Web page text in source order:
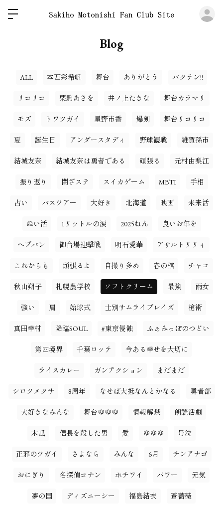
Blog
ALL 本西彩希帆 舞台 ありがとう バクテン!!
リコリコ 栗駒あさを 井ノ上たきな 舞台カラマリ
モズ トワツガイ 星野市香 爆剣 舞台リコリコ
夏 誕生日 アンダースタディ 野球観戦 雑賀孫市
結城友奈 結城友奈は勇者である 頑張る 元村由梨江
振り返り 閉ざステ スイカゲーム MBTI 手相
占い バスツアー 大好き 北海道 映画 未来活
ぬい活 1リットルの涙 2025ねん 良いお年を
ヘブバン 御台場迎撃戦 明石愛華 アサルトリリィ
これからも 頑張るよ 自撮り多め 春の棺 チャコ
秋山朔子 札幌農学校 ソフトクリーム 最強 雨女
強い 肩 始球式 士別サムライブレイズ 槍術
真田幸村 降臨SOUL #東京侵蝕 ふぁみっぽのつどい
第四境界 千葉ロッテ 今ある幸せを大切に
ライスカレー ガンアクション まだまだ
シロツメクサ 8周年 なせば大抵なんとかなる 勇者部
大好きなみんな 舞台ゆゆゆ 情報解禁 朗読活劇
木瓜 信長を殺した男 愛 ゆゆゆ 号泣
正邪のツガイ さよなら みんな 6月 チンアナゴ
おにぎり 名探偵コナン ホチワイ パワー 元気
夢の国 ディズニーシー 福島結衣 蒼薔薇